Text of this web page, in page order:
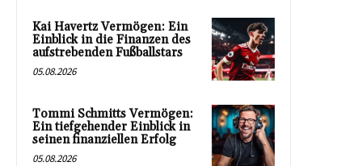
Kai Havertz Vermögen: Ein
Einblick in die Finanzen des
aufstrebenden Fußballstars
05.08.2026
Tommi Schmitts Vermögen:
Ein tiefgehender Einblick in
seinen finanziellen Erfolg
05.08.2026